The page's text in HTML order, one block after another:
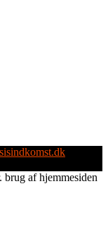
af hjemmesiden